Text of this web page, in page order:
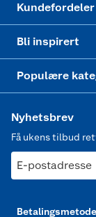
Kundefordeler
Bli inspirert
Populære
Nyhetsbrev
Få ukens tilbud
E-postadresse